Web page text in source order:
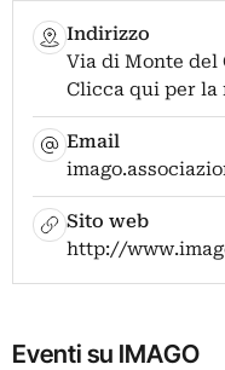
Indirizzo
Via di Monte del
Clicca qui per la
Email
Sito web
http://
Eventi su IMAGO